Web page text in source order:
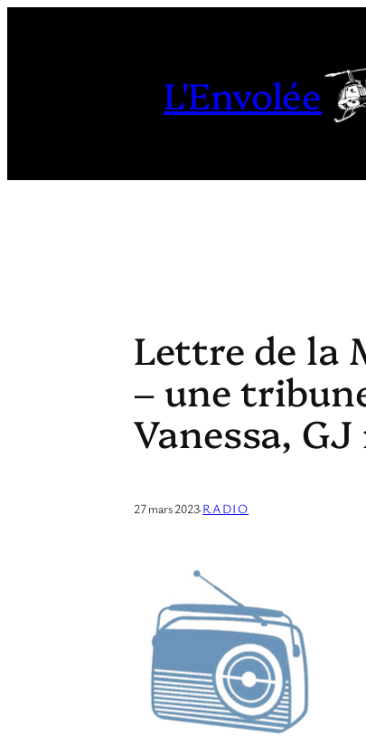
L'Envolée
Lettre de la
– une
Vanessa,
27 mars 2023·RADIO